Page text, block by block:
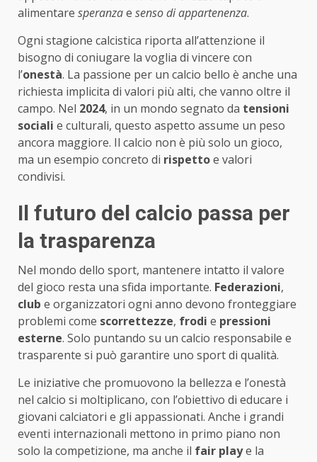
alimentare speranzae senso di appartenenza.
Ogni stagione calcistica riporta all’attenzione il
bisogno di coniugare la voglia di vincere con
l’onestà. La passione per un calcio bello è anche una
richiesta implicita di valori più alti, che vanno oltre il
campo. Nel 2024, in un mondo segnato da tensioni
sociali e culturali, questo aspetto assume un peso
ancora maggiore. Il calcio non è più solo un gioco,
ma un esempio concreto di rispettoe valori
condivisi.
Il futuro del calcio passa per
la trasparenza
Nel mondo dello sport, mantenere intatto il valore
del gioco resta una sfida importante. Federazioni,
club e organizzatori ogni anno devono fronteggiare
problemi come scorrettezze, frodi e pressioni
esterne. Solo puntando su un calcio responsabile e
trasparente si può garantire uno sport di qualità.
Le iniziative che promuovono la bellezza e l’onestà
nel calcio si moltiplicano, con l’obiettivo di educare i
giovani calciatori e gli appassionati. Anche i grandi
eventi internazionali mettono in primo piano non
solo la competizione, ma anche il fair playe la